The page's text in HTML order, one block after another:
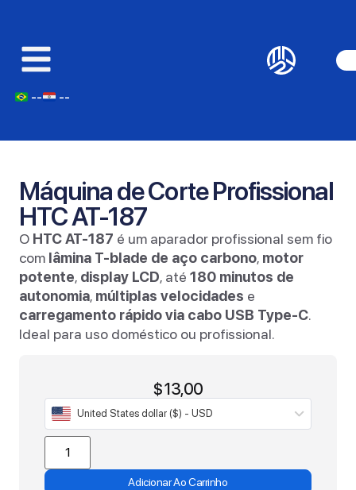
-- --
Máquina de Corte Profissional
HTC AT-187
O HTC AT-187 é um aparador profissional sem fio
com lâmina T-blade de aço carbono, motor
potente, display LCD, até 180 minutos de
autonomia, múltiplas velocidades e
carregamento rápido via cabo USB Type-C.
Ideal para uso doméstico ou profissional.
$13,00
United States dollar ($) - USD
Adicionar Ao Carrinho